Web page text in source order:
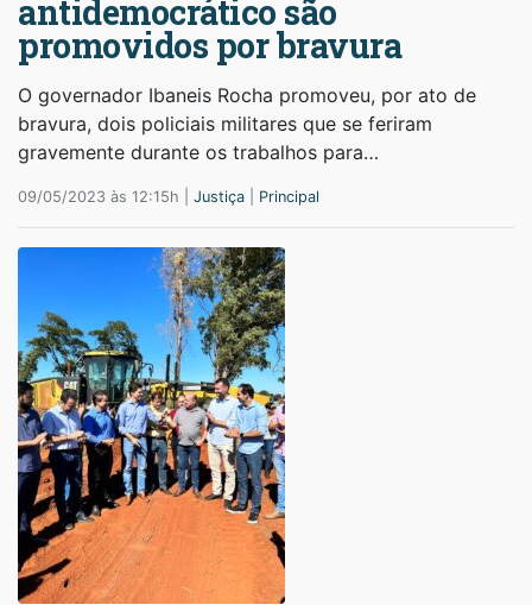
antidemocrático são
promovidos por bravura
O governador Ibaneis Rocha promoveu, por ato de
bravura, dois policiais militares que se feriram
gravemente durante os trabalhos para…
09/05/2023 às 12:15h | Justiça Principal